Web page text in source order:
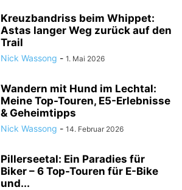
Kreuzbandriss beim Whippet:
Astas langer Weg zurück auf den
Trail
Nick Wassong - 1. Mai 2026
Wandern mit Hund im Lechtal:
Meine Top-Touren, E5-Erlebnisse
& Geheimtipps
Nick Wassong - 14. Februar 2026
Pillerseetal: Ein Paradies für
Biker – 6 Top-Touren für E-Bike
und...